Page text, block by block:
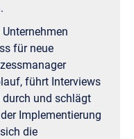
für neue
führt Interviews
durch und schlägt
Implementierung
die